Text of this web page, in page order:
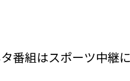
番組はスポーツ中継